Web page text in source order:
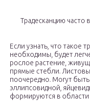
Традесканцию
Если узнать, что такое
необходимы, будет
рослое растение,
прямые стебли.
поочередно. Могут
эллипсовидной,
формируются в области